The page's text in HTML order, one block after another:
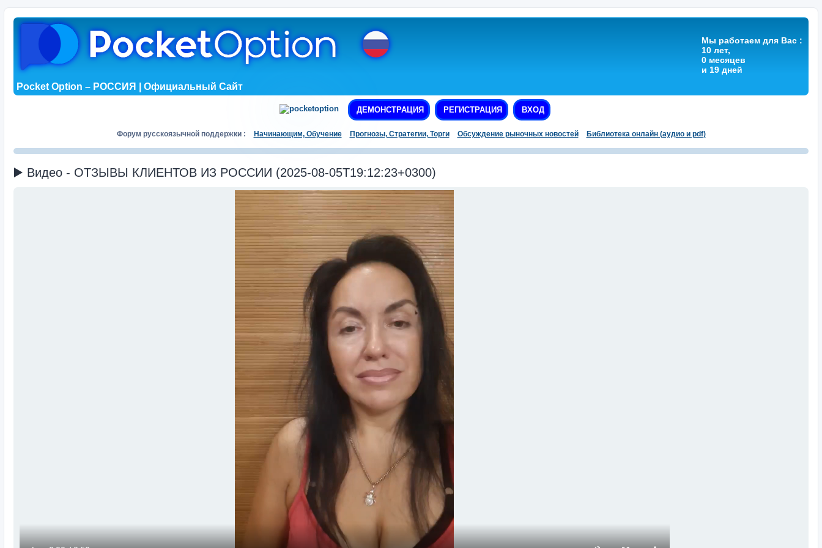
Pocket Option – РОССИЯ | Официальный Сайт
Мы работаем для Вас :
10 лет,
0 месяцев
и 19 дней
ДЕМОНСТРАЦИЯ РЕГИСТРАЦИЯ ВХОД
Форум русскоязычной поддержки : Начинающим, Обучение Прогнозы, Стратегии, Торги Обсуждение рыночных новостей Библиотека онлайн (аудио и pdf)
▶️ Видео - ОТЗЫВЫ КЛИЕНТОВ ИЗ РОССИИ (2025-08-05T19:12:23+0300)